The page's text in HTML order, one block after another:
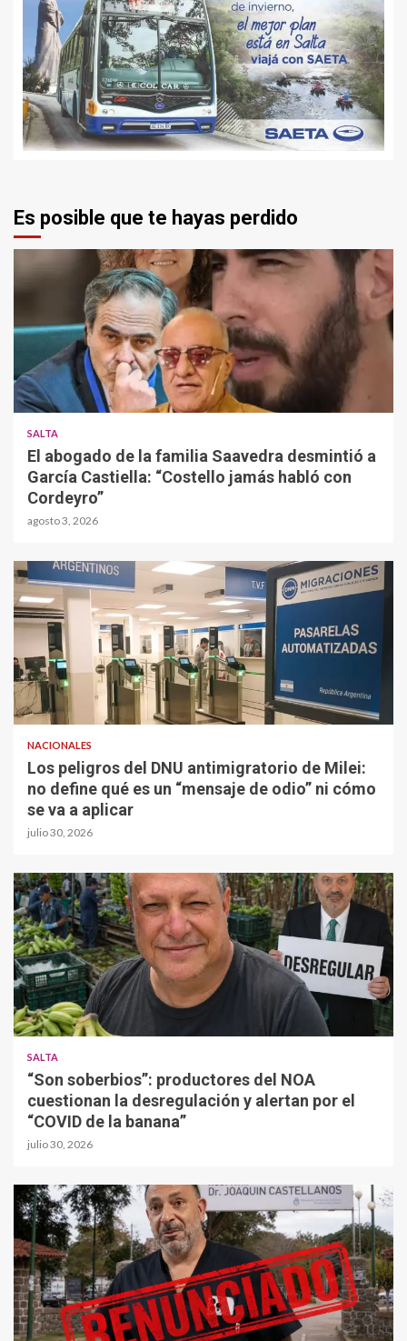
Es posible que te hayas perdido
SALTA
El abogado de la familia Saavedra desmintió a
García Castiella: “Costello jamás habló con
Cordeyro”
agosto 3, 2026
NACIONALES
Los peligros del DNU antimigratorio de Milei:
no define qué es un “mensaje de odio” ni cómo
se va a aplicar
julio 30, 2026
SALTA
“Son soberbios”: productores del NOA
cuestionan la desregulación y alertan por el
“COVID de la banana”
julio 30, 2026